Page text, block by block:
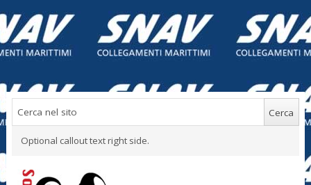
Optional callout text right side.